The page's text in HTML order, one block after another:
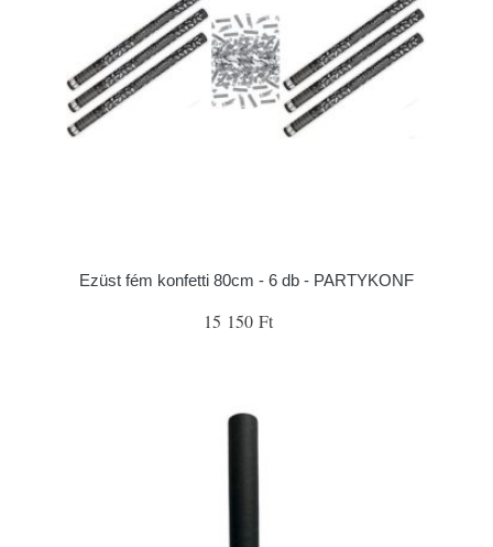
Ezüst fém konfetti 80cm - 6 db - PARTYKONF
15 150 Ft